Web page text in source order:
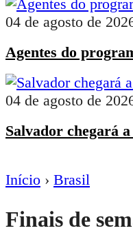
04 de agosto de
Agentes do
04 de agosto de
Salvador chegará
Início › Brasil
Finais de